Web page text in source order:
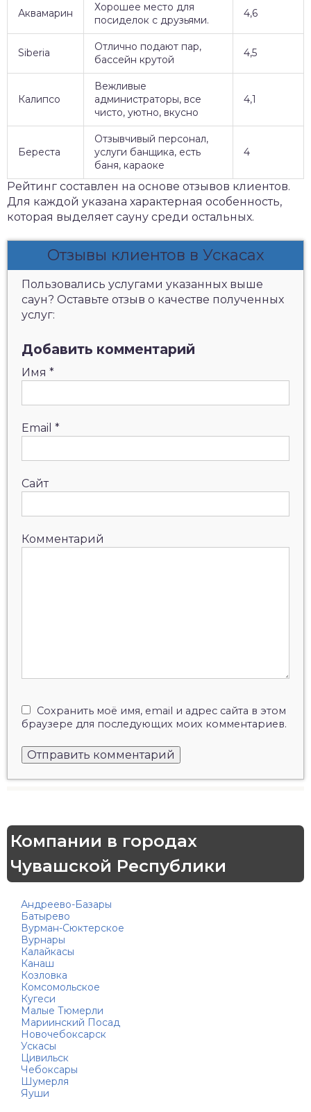
Аквамарин
Хорошее место для
посиделок с друзьями.
4,6
Siberia
Отлично подают пар,
бассейн крутой
4,5
Калипсо
Вежливые
администраторы, все
чисто, уютно, вкусно
4,1
Береста
Отзывчивый персонал,
услуги банщика, есть
баня, караоке
4
Рейтинг составлен на основе отзывов клиентов.
Для каждой указана характерная особенность,
которая выделяет сауну среди остальных.
Отзывы клиентов в Ускасах
Пользовались услугами указанных выше
саун? Оставьте отзыв о качестве полученных
услуг:
Добавить комментарий
Имя *
Email *
Сайт
Комментарий
Сохранить моё имя, email и адрес сайта в этом
браузере для последующих моих комментариев.
Компании в городах
Чувашской Республики
Андреево-Базары
Батырево
Вурман-Сюктерское
Вурнары
Калайкасы
Канаш
Козловка
Комсомольское
Кугеси
Малые Тюмерли
Мариинский Посад
Новочебоксарск
Ускасы
Цивильск
Чебоксары
Шумерля
Яуши